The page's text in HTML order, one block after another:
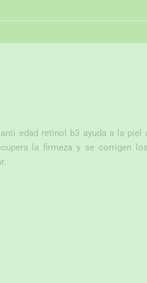
edad retinol b3 ayuda a la piel
la firmeza y se corrigen